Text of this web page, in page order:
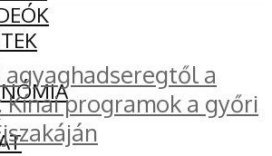
agyaghadseregtől a
programok a győri